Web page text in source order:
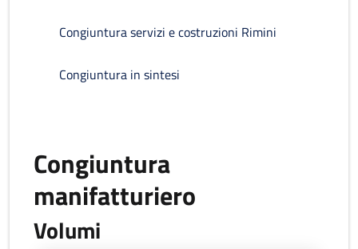
Congiuntura servizi e costruzioni Rimini
Congiuntura in sintesi
Congiuntura
manifatturiero
Volumi